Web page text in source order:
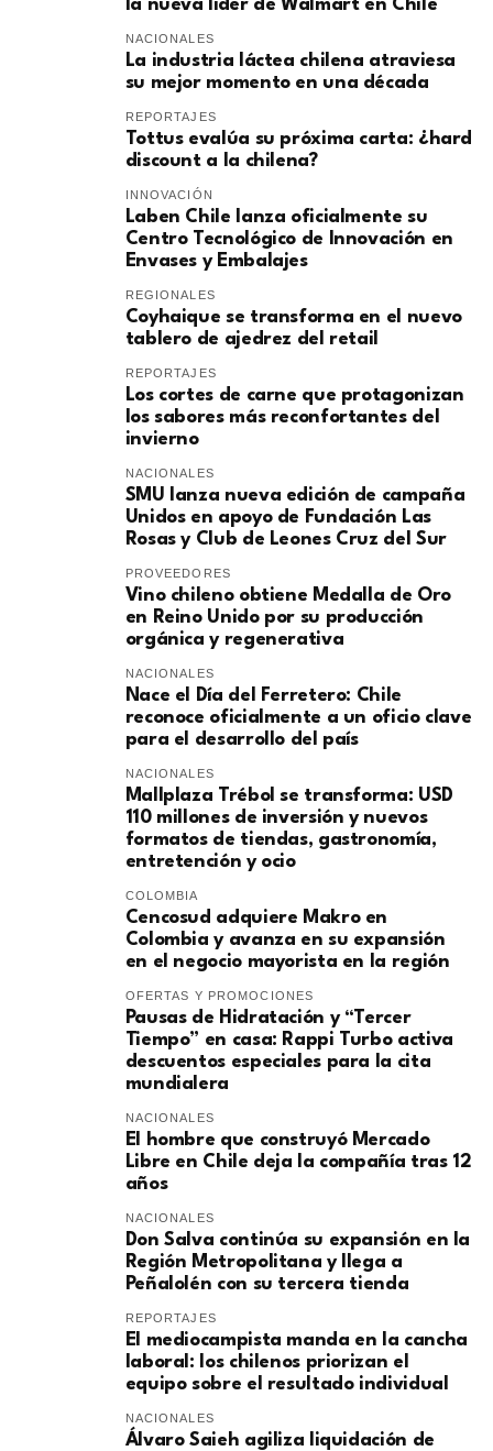
la nueva líder de Walmart en Chile
NACIONALES
La industria láctea chilena atraviesa
su mejor momento en una década
REPORTAJES
Tottus evalúa su próxima carta: ¿hard
discount a la chilena?
INNOVACIÓN
Laben Chile lanza oficialmente su
Centro Tecnológico de Innovación en
Envases y Embalajes
REGIONALES
Coyhaique se transforma en el nuevo
tablero de ajedrez del retail
REPORTAJES
Los cortes de carne que protagonizan
los sabores más reconfortantes del
invierno
NACIONALES
SMU lanza nueva edición de campaña
Unidos en apoyo de Fundación Las
Rosas y Club de Leones Cruz del Sur
PROVEEDORES
Vino chileno obtiene Medalla de Oro
en Reino Unido por su producción
orgánica y regenerativa
NACIONALES
Nace el Día del Ferretero: Chile
reconoce oficialmente a un oficio clave
para el desarrollo del país
NACIONALES
Mallplaza Trébol se transforma: USD
110 millones de inversión y nuevos
formatos de tiendas, gastronomía,
entretención y ocio
COLOMBIA
Cencosud adquiere Makro en
Colombia y avanza en su expansión
en el negocio mayorista en la región
OFERTAS Y PROMOCIONES
Pausas de Hidratación y “Tercer
Tiempo” en casa: Rappi Turbo activa
descuentos especiales para la cita
mundialera
NACIONALES
El hombre que construyó Mercado
Libre en Chile deja la compañía tras 12
años
NACIONALES
Don Salva continúa su expansión en la
Región Metropolitana y llega a
Peñalolén con su tercera tienda
REPORTAJES
El mediocampista manda en la cancha
laboral: los chilenos priorizan el
equipo sobre el resultado individual
NACIONALES
​Álvaro Saieh agiliza liquidación de